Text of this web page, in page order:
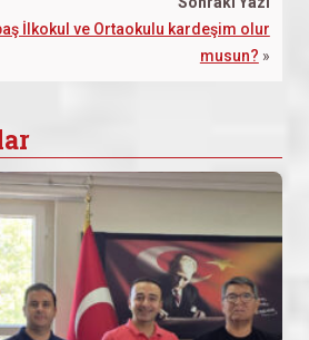
İlkokul ve Ortaokulu kardeşim olur
musun? »